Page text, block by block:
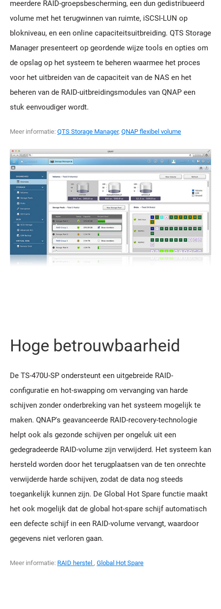
meerdere RAID-groepsbescherming, een dun gedistribueerd
volume met het terugwinnen van ruimte, iSCSI-LUN op
blokniveau, en een online capaciteitsuitbreiding. QTS Storage
Manager presenteert op geordende wijze tools en opties om
de opslag op het systeem te beheren waarmee het proces
voor het uitbreiden van de capaciteit van de NAS en het
beheren van de RAID-uitbreidingsmodules van QNAP een
stuk eenvoudiger wordt.
Meer informatie: QTS Storage Manager, QNAP flexibel volume
Hoge betrouwbaarheid
De TS-470U-SP ondersteunt een uitgebreide RAID-
configuratie en hot-swapping om vervanging van harde
schijven zonder onderbreking van het systeem mogelijk te
maken. QNAP's geavanceerde RAID-recovery-technologie
helpt ook als gezonde schijven per ongeluk uit een
gedegradeerde RAID-volume zijn verwijderd. Het systeem kan
hersteld worden door het terugplaatsen van de ten onrechte
verwijderde harde schijven, zodat de data nog steeds
toegankelijk kunnen zijn. De Global Hot Spare functie maakt
het ook mogelijk dat de global hot-spare schijf automatisch
een defecte schijf in een RAID-volume vervangt, waardoor
gegevens niet verloren gaan.
Meer informatie: RAID herstel , Global Hot Spare